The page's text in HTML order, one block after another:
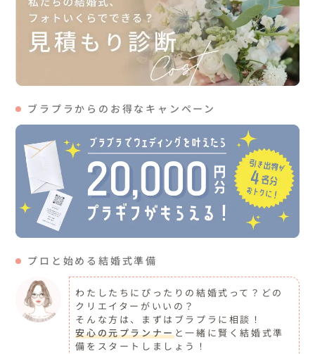
ブラプラからのお得なキャンペーン
プロと始める結婚式準備
わたしたちにぴったりの結婚式って？どの
クリエイターがいいの？
そんな方は、まずはブラプラに相談！
安心の元プランナーと一緒に賢く結婚式準
備をスタートしましょう！